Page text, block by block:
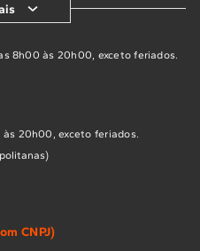
8h00 às 20h00, exceto feriados.
às 20h00, exceto feriados.
CNPJ)